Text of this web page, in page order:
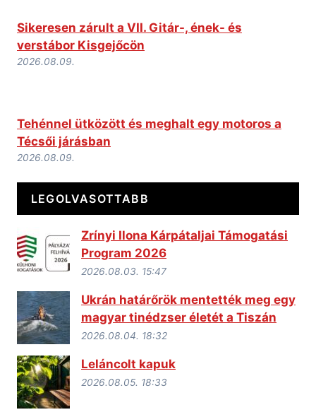
Sikeresen zárult a VII. Gitár-, ének- és
verstábor Kisgejőcön
2026.08.09.
Tehénnel ütközött és meghalt egy motoros a
Técsői járásban
2026.08.09.
LEGOLVASOTTABB
Zrínyi Ilona Kárpátaljai Támogatási
Program 2026
2026.08.03. 15:47
Ukrán határőrök mentették meg egy
magyar tinédzser életét a Tiszán
2026.08.04. 18:32
Leláncolt kapuk
2026.08.05. 18:33